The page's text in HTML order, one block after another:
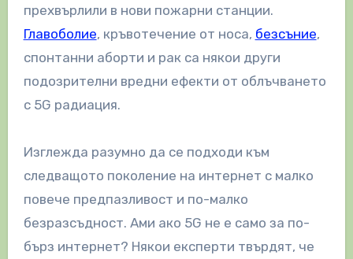
прехвърлили в нови пожарни станции.
Главоболие, кръвотечение от носа, безсъние,
спонтанни аборти и рак са някои други
подозрителни вредни ефекти от облъчването
с 5G радиация.
Изглежда разумно да се подходи към
следващото поколение на интернет с малко
повече предпазливост и по-малко
безразсъдност. Ами ако 5G не е само за по-
бърз интернет? Някои експерти твърдят, че